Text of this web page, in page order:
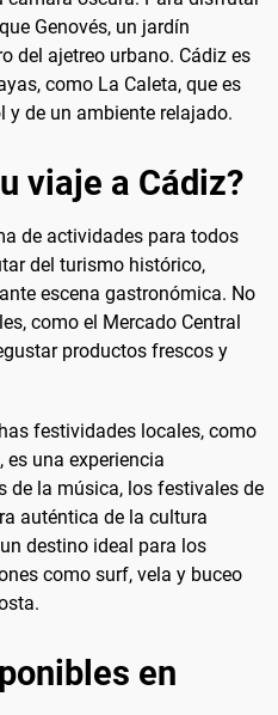
Genovés, un jardín
del ajetreo urbano. Cádiz es
como La Caleta, que es
de un ambiente relajado.
viaje a Cádiz?
de actividades para todos
del turismo histórico,
escena gastronómica. No
como el Mercado Central
productos frescos y
festividades locales, como
una experiencia
de la música, los festivales de
auténtica de la cultura
destino ideal para los
como surf, vela y buceo
en